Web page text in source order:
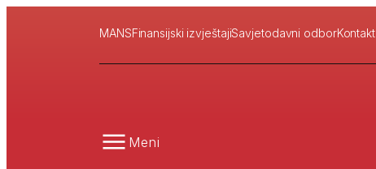
MANSFinansijski izvještajiSavjetodavni odborKontakt
Meni